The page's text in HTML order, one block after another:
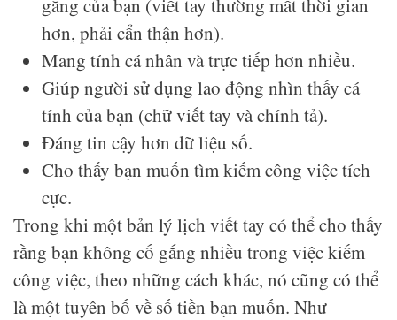
hơn, phải cẩn thận hơn).
Mang tính cá nhân và trực tiếp hơn nhiều.
Giúp người sử dụng lao động nhìn thấy cá
tính của bạn (chữ viết tay và chính tả).
Đáng tin cậy hơn dữ liệu số.
Cho thấy bạn muốn tìm kiếm công việc tích
cực.
Trong khi một bản lý lịch viết tay có thể cho thấy
rằng bạn không cố gắng nhiều trong việc kiếm
công việc, theo những cách khác, nó cũng có thể
là một tuyên bố về số tiền bạn muốn. Như